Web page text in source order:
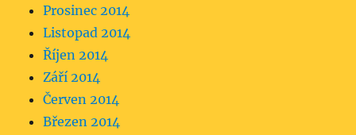
Prosinec 2014
Listopad 2014
Říjen 2014
Září 2014
Červen 2014
Březen 2014